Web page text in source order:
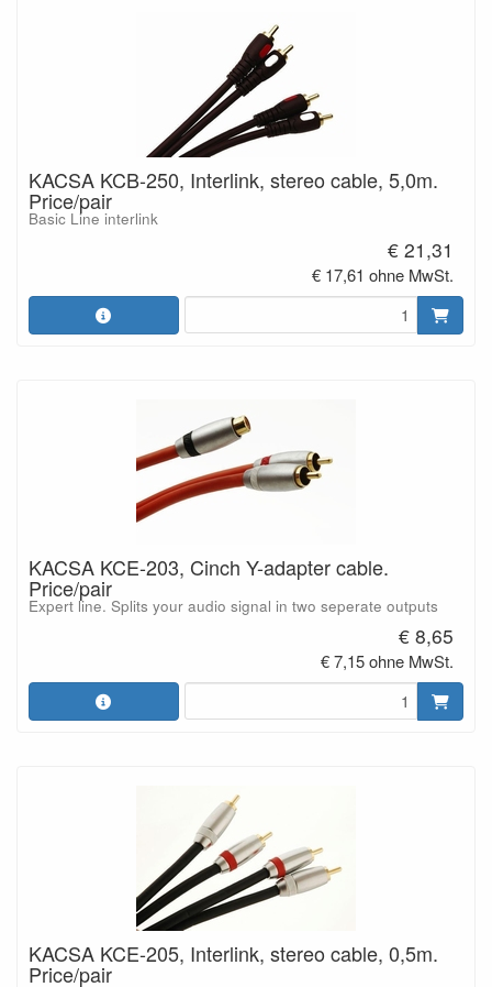
KACSA KCB-250, Interlink, stereo cable, 5,0m.
Price/pair
Basic Line interlink
€ 21,31
€ 17,61 ohne MwSt.
KACSA KCE-203, Cinch Y-adapter cable.
Price/pair
Expert line. Splits your audio signal in two seperate outputs
€ 8,65
€ 7,15 ohne MwSt.
KACSA KCE-205, Interlink, stereo cable, 0,5m.
Price/pair